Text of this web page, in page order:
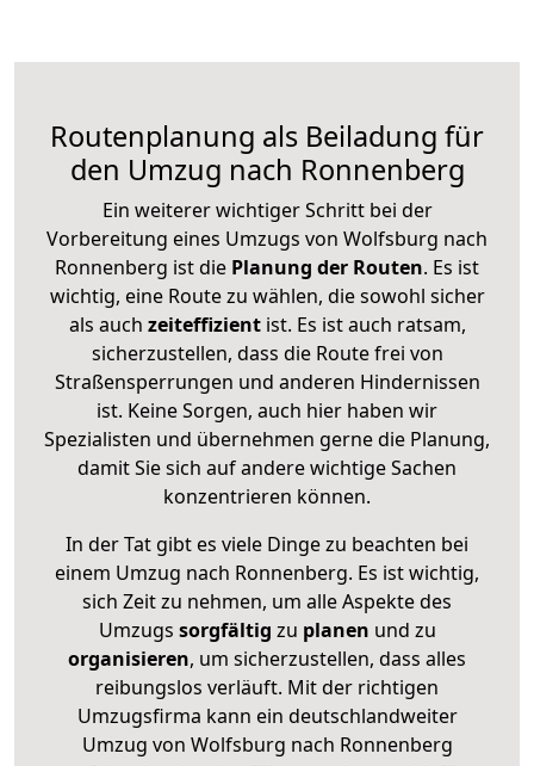
Routenplanung als Beiladung für
den Umzug nach Ronnenberg
Ein weiterer wichtiger Schritt bei der
Vorbereitung eines Umzugs von Wolfsburg nach
Ronnenberg ist die Planung der Routen. Es ist
wichtig, eine Route zu wählen, die sowohl sicher
als auch zeiteffizientist. Es ist auch ratsam,
sicherzustellen, dass die Route frei von
Straßensperrungen und anderen Hindernissen
ist. Keine Sorgen, auch hier haben wir
Spezialisten und übernehmen gerne die Planung,
damit Sie sich auf andere wichtige Sachen
konzentrieren können.
In der Tat gibt es viele Dinge zu beachten bei
einem Umzug nach Ronnenberg. Es ist wichtig,
sich Zeit zu nehmen, um alle Aspekte des
Umzugs sorgfältig zu planen und zu
organisieren, um sicherzustellen, dass alles
reibungslos verläuft. Mit der richtigen
Umzugsfirma kann ein deutschlandweiter
Umzug von Wolfsburg nach Ronnenberg